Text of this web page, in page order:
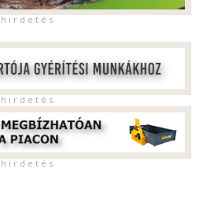
h i r d e t é s
h i r d e t é s
h i r d e t é s